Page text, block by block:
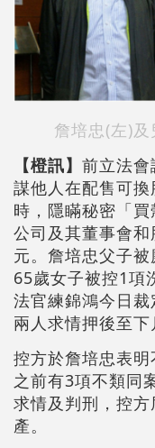
詹培忠(左)
【橙訊】 前立法
謀他人在配售可
時，隱瞞秘密「
公司及其董事會
元。詹培忠父子
65歲女子被控1項
法官練錦鴻今日
兩人求情押後至下
控方於詹培忠表
之前有3項不類同
求情及判刑，控
產。